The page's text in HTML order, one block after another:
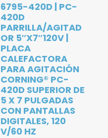
6795-420D | PC-
420D
PARRILLA/AGITAD
OR 5″X7″120V |
PLACA
CALEFACTORA
PARA AGITACIÓN
CORNING® PC-
420D SUPERIOR DE
5 X 7 PULGADAS
CON PANTALLAS
DIGITALES, 120
V/60 HZ